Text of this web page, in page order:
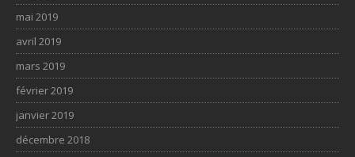
mai 2019
avril 2019
mars 2019
février 2019
janvier 2019
décembre 2018